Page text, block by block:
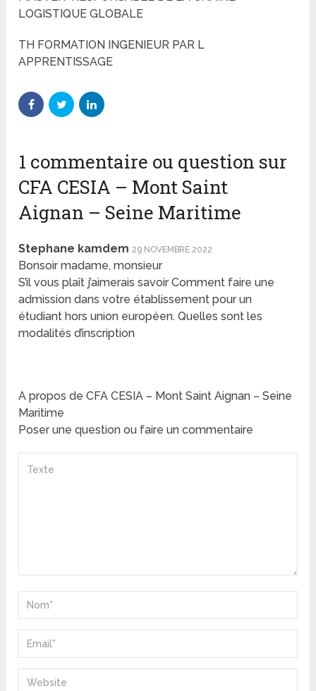
LOGISTIQUE GLOBALE
TH FORMATION INGENIEUR PAR L
APPRENTISSAGE
1 commentaire ou question sur
CFA CESIA – Mont Saint
Aignan – Seine Maritime
Stephane kamdem 29 NOVEMBRE 2022
Bonsoir madame, monsieur
S’il vous plaît j’aimerais savoir Comment faire une
admission dans votre établissement pour un
étudiant hors union européen. Quelles sont les
modalités d’inscription
A propos de CFA CESIA – Mont Saint Aignan – Seine
Maritime
Poser une question ou faire un commentaire